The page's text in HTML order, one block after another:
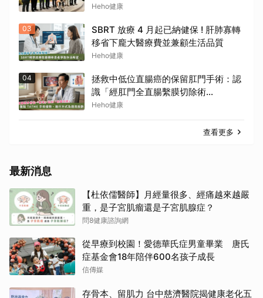
技一次看
Heho健康
03
SBRT 放療 4 月起已納健保 ! 肝肺寡轉
移省下龐大醫療費並兼顧生活品質
Heho健康
04
拯救中低位直腸癌的保留肛門手術：認
識「經肛門全直腸繫膜切除術
（TaTME）」
Heho健康
查看更多
最新消息
【杜依儒醫師】月經量很多、經痛越來越嚴
重，是子宮肌瘤還是子宮肌腺症？
問8健康諮詢網
從早療到校園！愛德華氏症男童畢業 唐氏
症基金會18年陪伴600名孩子成長
信傳媒
存骨本、留肌力 台中慈濟醫院揭健康老化五